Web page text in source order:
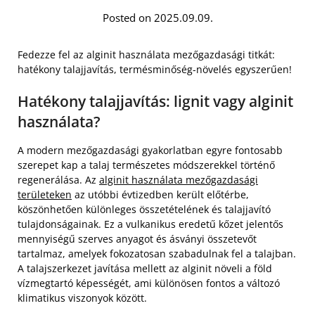
Posted on 2025.09.09.
Fedezze fel az alginit használata mezőgazdasági titkát:
hatékony talajjavítás, termésminőség-növelés egyszerűen!
Hatékony talajjavítás: lignit vagy alginit
használata?
A modern mezőgazdasági gyakorlatban egyre fontosabb
szerepet kap a talaj természetes módszerekkel történő
regenerálása. Az alginit használata mezőgazdasági
területeken az utóbbi évtizedben került előtérbe,
köszönhetően különleges összetételének és talajjavító
tulajdonságainak. Ez a vulkanikus eredetű kőzet jelentős
mennyiségű szerves anyagot és ásványi összetevőt
tartalmaz, amelyek fokozatosan szabadulnak fel a talajban.
A talajszerkezet javítása mellett az alginit növeli a föld
vízmegtartó képességét, ami különösen fontos a változó
klimatikus viszonyok között.